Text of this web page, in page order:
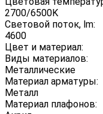
2700/6500K
Световой поток, lm:
4600
Цвет и материал:
Виды материалов:
Металлические
Материал арматуры:
Металл
Материал плафонов: